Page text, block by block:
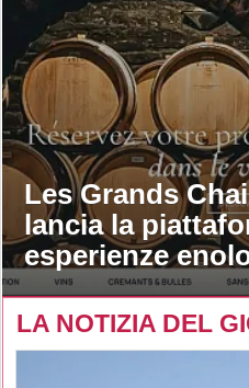
Les Grands
lancia la
esperienze
maison
LA NOTIZIA DEL